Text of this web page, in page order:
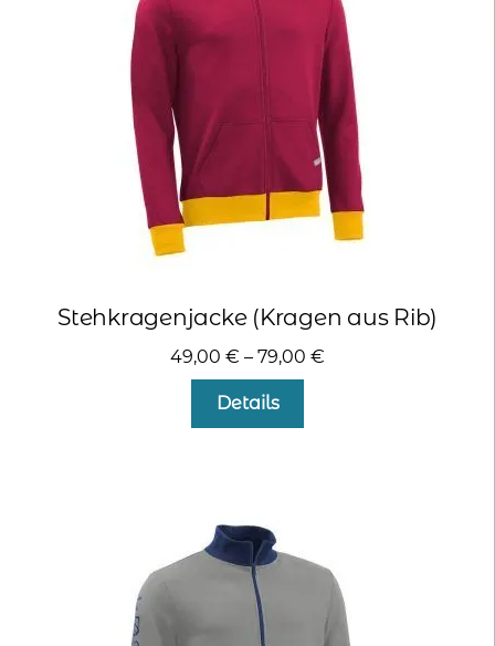
können
auf
der
Produktseite
gewählt
werden
Stehkragenjacke (Kragen aus Rib)
49,00 € – 79,00 €
Details
Optionen
können
auf